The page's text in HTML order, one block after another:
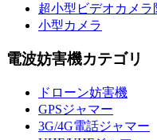
超小型ビデオカメラ
小型カメラ
電波妨害機カテゴリ
ドローン妨害機
GPSジャマー
3G/4G電話ジャマー